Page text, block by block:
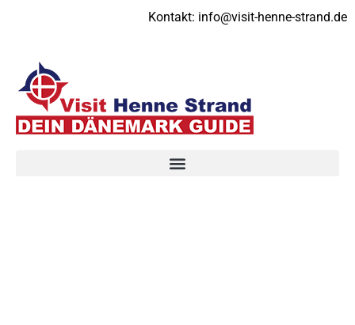
Kontakt: info@visit-henne-strand.de